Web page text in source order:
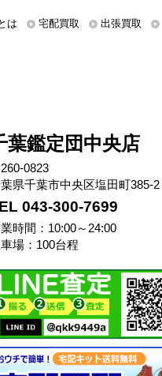
は 宅配買取 出張買取
葉鑑定団中央店
0823
県千葉市中央区塩田町385-2
043-300-7699
時間：10:00～24:00
場：100台程